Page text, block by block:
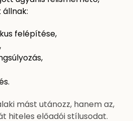
felépítése,
mást utánozz, hanem az,
hiteles előadói stílusodat.